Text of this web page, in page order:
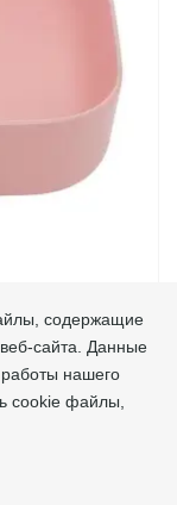
содержащие
сайта. Данные
нашего
cookie файлы,